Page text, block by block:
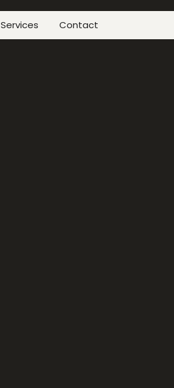
Services Contact